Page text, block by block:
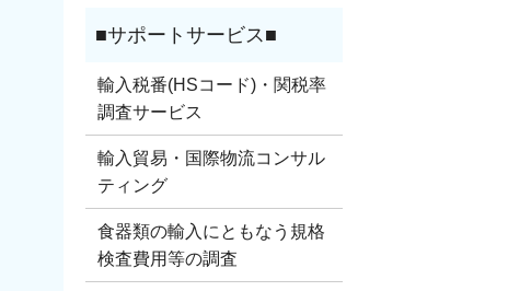
輸入税番(HSコード)・関税率
調査サービス
輸入貿易・国際物流コンサル
ティング
食器類の輸入にともなう規格
検査費用等の調査